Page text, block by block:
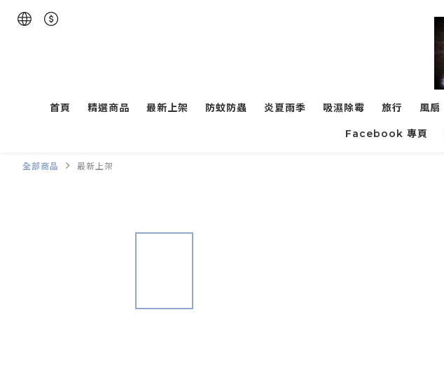
首頁 精選商品 最新上架 防蚊防蟲 炎夏雨季 吸濕除霉 旅行 風扇
Facebook 專頁
全部商品 最新上架